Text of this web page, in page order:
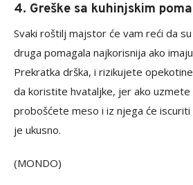
4. Greške sa kuhinjskim
Svaki roštilj majstor će vam reći da
druga pomagala najkorisnija ako
Prekratka drška, i rizikujete
da koristite hvataljke, jer ako uzmete
probošćete meso i iz njega će
je ukusno.
(MONDO)